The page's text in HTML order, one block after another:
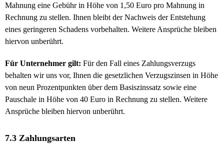
Mahnung eine Gebühr in Höhe von 1,50 Euro pro Mahnung in
Rechnung zu stellen. Ihnen bleibt der Nachweis der Entstehung
eines geringeren Schadens vorbehalten. Weitere Ansprüche bleiben
hiervon unberührt.
Für Unternehmer gilt: Für den Fall eines Zahlungsverzugs
behalten wir uns vor, Ihnen die gesetzlichen Verzugszinsen in Höhe
von neun Prozentpunkten über dem Basiszinssatz sowie eine
Pauschale in Höhe von 40 Euro in Rechnung zu stellen. Weitere
Ansprüche bleiben hiervon unberührt.
7.3 Zahlungsarten